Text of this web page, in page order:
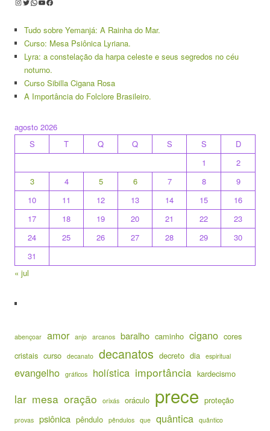
Tudo sobre Yemanjá: A Rainha do Mar.
Curso: Mesa Psiônica Lyriana.
Lyra: a constelação da harpa celeste e seus segredos no céu
noturno.
Curso Sibilla Cigana Rosa
A Importância do Folclore Brasileiro.
agosto 2026
S
T Q Q S S
D
1
2
3
4 5 6 7 8
9
10
11 12 13 14 15
16
17
18 19 20 21 22
23
24
25 26 27 28 29
30
31
« jul
abençoar amor anjo arcanos baralho caminho cigano cores
cristais curso decanato decanatos decreto dia espiritual
evangelho gráficos holística importância kardecismo
lar mesa oração orixás oráculo prece proteção
provas psiônica pêndulo pêndulos que quântica quântico